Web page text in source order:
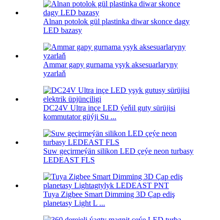
Alnan potolok gül plastinka diwar skonce dagy
LED bazasy
Ammar gapy gurnama yşyk aksesuarlaryny
yzarlaň
DC24V Ultra inçe LED ýeňil guty sürüjisi
kommutator güýji Su ...
Suw geçirmeýän silikon LED çeýe neon turbasy
LEDEAST FLS
Tuya Zigbee Smart Dimming 3D Çap ediş
planetasy Light L ...